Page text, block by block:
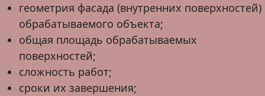
геометрия фасада (внутренних поверхностей)
обрабатываемого объекта;
общая площадь обрабатываемых
поверхностей;
сложность работ;
сроки их завершения;